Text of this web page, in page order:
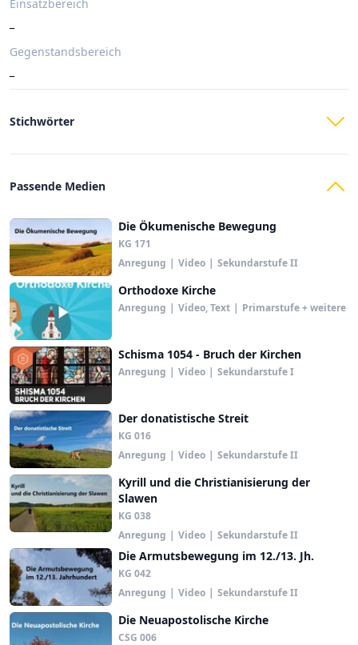
Einsatzbereich
Gegenstandsbereich
Stichwörter
Passende Medien
Die Ökumenische Bewegung
KG 171
Anregung | Video | Sekundarstufe II
Orthodoxe Kirche
Anregung | Video, Text | Primarstufe + weitere
Schisma 1054 - Bruch der Kirchen
Anregung | Video | Sekundarstufe I
Der donatistische Streit
KG 016
Anregung | Video | Sekundarstufe II
Kyrill und die Christianisierung der
Slawen
KG 038
Anregung | Video | Sekundarstufe II
Die Armutsbewegung im 12./13. Jh.
KG 042
Anregung | Video | Sekundarstufe II
Die Neuapostolische Kirche
CSG 006